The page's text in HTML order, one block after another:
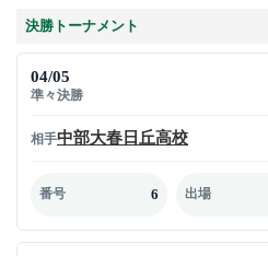
決勝トーナメント
04/05
準々決勝
相手中部大春日丘高校
番号 6 出場